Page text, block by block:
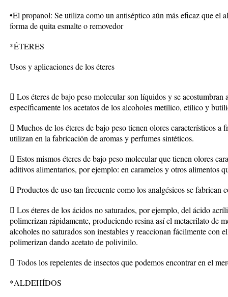
•El propanol: Se utiliza como un antiséptico aún más eficaz que el
forma de quita esmalte o removedor
*ÉTERES
Usos y aplicaciones de los éteres
 Los éteres de bajo peso molecular son líquidos y se acostumbran
específicamente los acetatos de los alcoholes metílico, etílico y
 Muchos de los éteres de bajo peso tienen olores característicos a
utilizan en la fabricación de aromas y perfumes sintéticos.
 Estos mismos éteres de bajo peso molecular que tienen olores
aditivos alimentarios, por ejemplo: en caramelos y otros alimentos
 Productos de uso tan frecuente como los analgésicos se fabrican
 Los éteres de los ácidos no saturados, por ejemplo, del ácido
polimerizan rápidamente, produciendo resina así el metacrilato de
alcoholes no saturados son inestables y reaccionan fácilmente con
polimerizan dando acetato de polivinilo.
 Todos los repelentes de insectos que podemos encontrar en el
*ALDEHÍDOS